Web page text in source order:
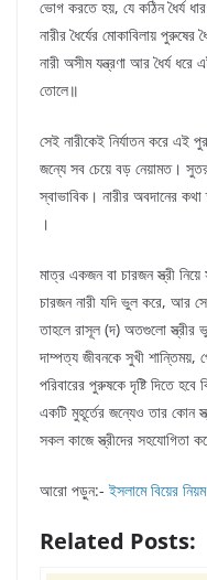
ভোগ করতে হয়, যে কঠিন ধৈর্য
নারীর ধৈর্যের মোকাবিলায়
নারী অসীম যন্ত্রণা আর ধৈর্য
তোলে॥
সেই নারীকেই নির্যাতন করে
জন্যে সব চেয়ে বড় নেয়ামত।
স্বাভাবিক। নারীর অবদানের কথা
।
মাত্র একজন বা চারজন স্ত্রী
চারজন নারী যদি ভুল করে, আর
তাহলে রাসূল (দ) অতগুলো স্ত্রীর
দাম্পত্য জীবনকে সুখী শান্তিময়,
পরিবারের পুরুষকে দৃষ্টি দিতে
একটি মুহূর্তের জন্যেও তার কোন
সকল কাজে স্ত্রীদের সহযোগিতা
আরো পড়ুন:-ইসলামে বিয়ের নিয়ম
Related Posts: